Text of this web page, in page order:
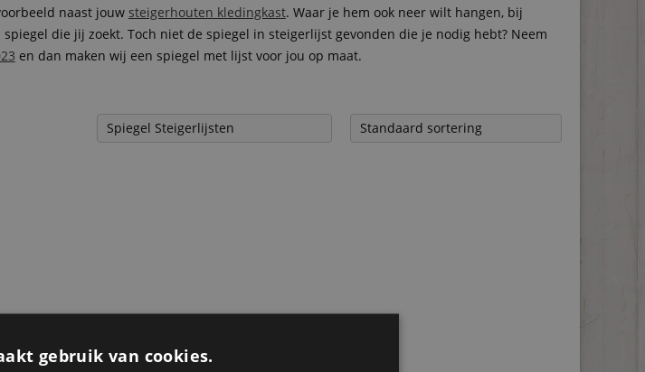
naast jouw steigerhouten kledingkast. Waar je hem ook neer wilt hangen, bij
die jij zoekt. Toch niet de spiegel in steigerlijst gevonden die je nodig hebt? Neem
en dan maken wij een spiegel met lijst voor jou op maat.
gebruik van cookies.